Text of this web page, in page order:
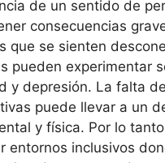
de un sentido de
consecuencias
que se sienten
pueden experimentar
y depresión. La falta
puede llevar a un
y física. Por lo
entornos inclusivos